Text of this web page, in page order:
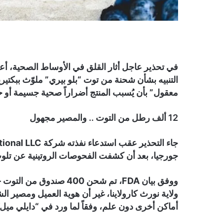
معقول” بأن يُسبب المنتج أضراراً صحية جسيمة أو
12 ألف رطل من التوت .. والمصير مجهول
جورجيا، بعد أن كشفت الفحوصات الروتينية عن
ولاية نورث كارولاينا، غير أن هوية العميل
أماكن أخرى دون علم، وفقاً لما ورد في “دايلي